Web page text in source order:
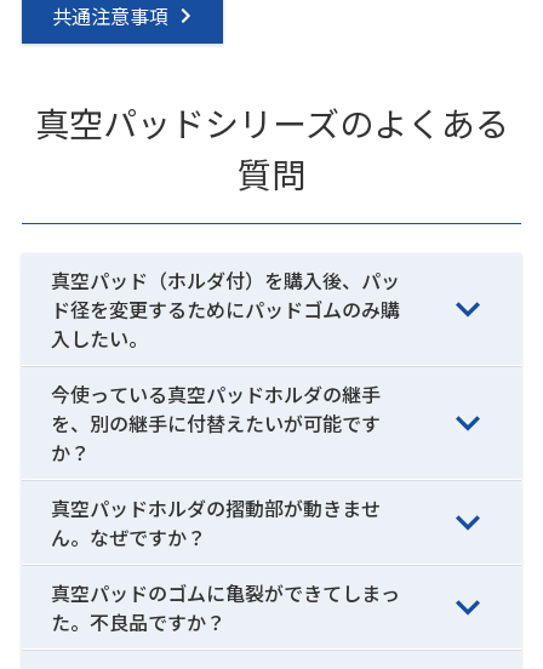
共通注意事項
真空パッドシリーズのよくある
質問
真空パッド（ホルダ付）を購入後、パッ
ド径を変更するためにパッドゴムのみ購
入したい。
今使っている真空パッドホルダの継手
を、別の継手に付替えたいが可能です
か？
真空パッドホルダの摺動部が動きませ
ん。なぜですか？
真空パッドのゴムに亀裂ができてしまっ
た。不良品ですか？